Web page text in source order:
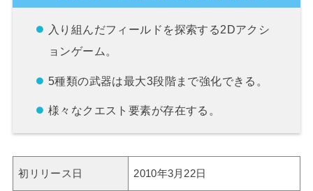
入り組んだフィールドを探索する2Dアクシ
ョンゲーム。
5種類の武器は最大3段階まで強化できる。
様々なクエスト要素が存在する。
初リリース日 2010年3月22日